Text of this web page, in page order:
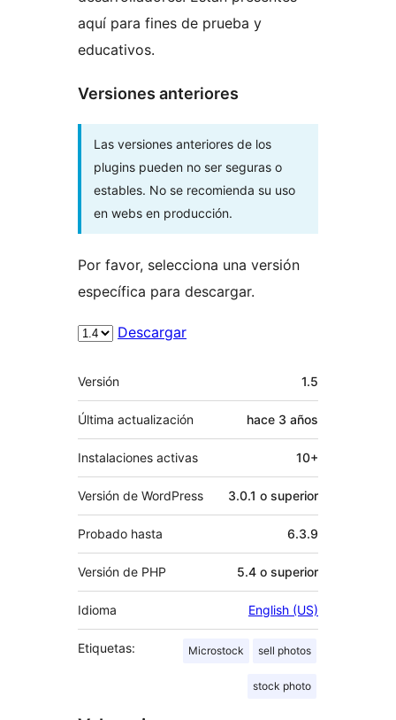
aquí para fines de prueba y
educativos.
Versiones anteriores
Las versiones anteriores de los
plugins pueden no ser seguras o
estables. No se recomienda su uso
en webs en producción.
Por favor, selecciona una versión
específica para descargar.
Descargar
Meta
Versión 1.5
Última actualización hace 3 años
Instalaciones activas 10+
Versión de WordPress 3.0.1 o superior
Probado hasta 6.3.9
Versión de PHP 5.4 o superior
Idioma English (US)
Etiquetas: Microstock sell photos
stock photo